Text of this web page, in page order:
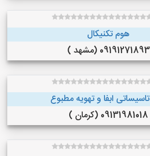
هوم تکنیکال
09191271893 (مشهد )
ابفا و تهویه مطبوع
09131981018 (کرمان )